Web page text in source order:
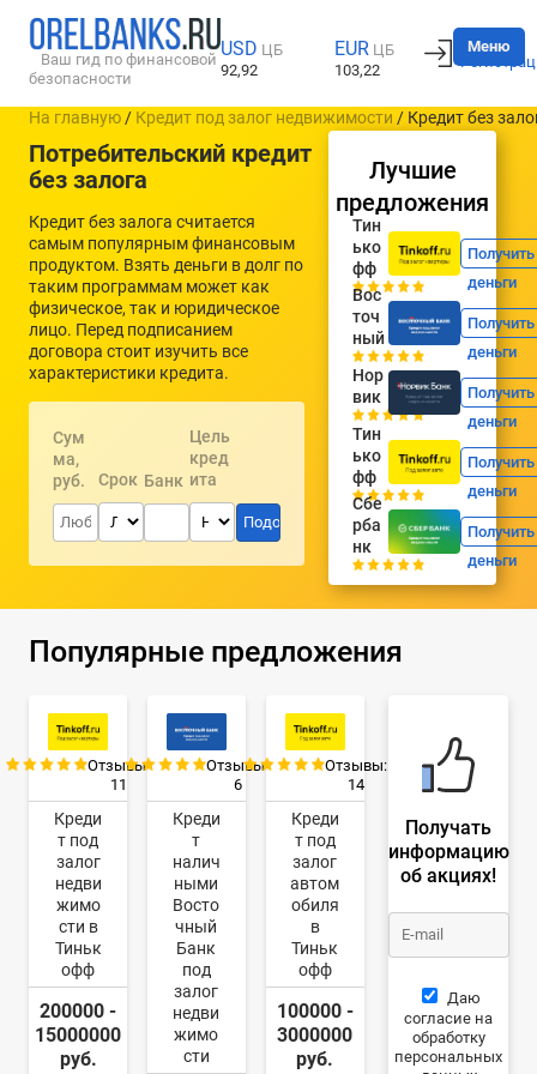
Ваш гид по финансовой
безопасности
USD ЦБ
92,92
EUR ЦБ
103,22
Вход
Меню
На главную / Кредит под залог недвижимости / Кредит без
Потребительский кредит
без залога
Кредит без залога считается
самым популярным финансовым
продуктом. Взять деньги в долг по
таким программам может как
физическое, так и юридическое
лицо. Перед подписанием
договора стоит изучить все
характеристики кредита.
Сум
ма,
руб.
Срок Банк
Цель
кред
ита
Лучшие
предложения
Тин
ько
фф
Получить
деньги
Вос
точ
ный
Получить
деньги
Нор
вик
Получить
деньги
Тин
ько
фф
Получить
деньги
Сбе
рба
нк
Получить
деньги
Популярные предложения
Отзывы:
11
Креди
т под
залог
недви
жимо
сти в
Тиньк
офф
200000 -
15000000
руб.
Отзывы:
6
Креди
т
налич
ными
Восто
чный
Банк
под
залог
недви
жимо
сти
Отзывы:
14
Креди
т под
залог
автом
обиля
в
Тиньк
офф
100000 -
3000000
руб.
Получать
информацию
об акциях!
Даю
согласие на
обработку
персональных